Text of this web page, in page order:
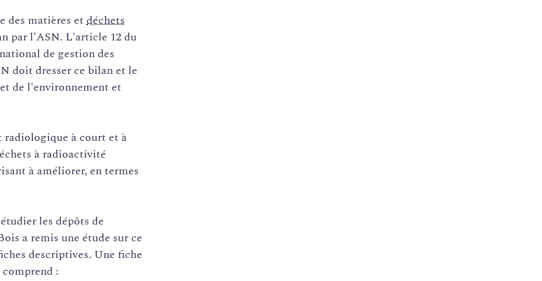
des matières et déchets
par l'ASN. L'article 12 du
de gestion des
doit dresser ce bilan et le
de l'environnement et
radiologique à court et à
à radioactivité
à améliorer, en termes
les dépôts de
a remis une étude sur ce
descriptives. Une fiche
: